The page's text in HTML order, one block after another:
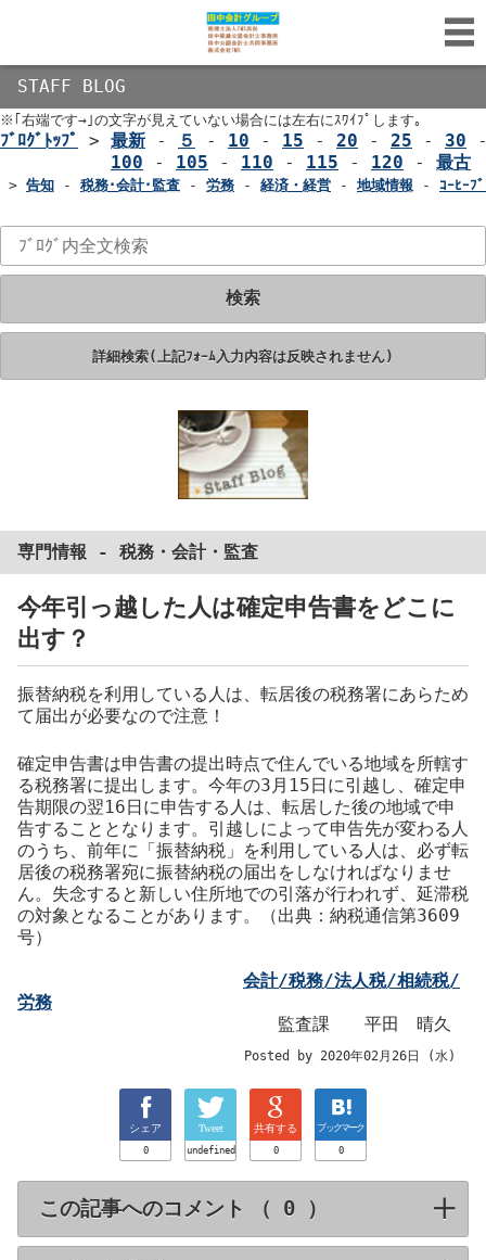
STAFF BLOG
※｢右端です→｣の文字が見えていない場合には左右にｽﾜｲﾌﾟします｡
ﾌﾞﾛｸﾞﾄｯﾌﾟ > 最新 - ５ - 10 - 15 - 20 - 25 - 30
100 - 105 - 110 - 115 - 120 - 最古
> 告知 - 税務･会計･監査 - 労務 - 経済・経営 - 地域情報 - ｺｰﾋｰﾌ
検索
詳細検索(上記ﾌｫｰﾑ入力内容は反映されません)
専門情報 - 税務 ・ 会計・ 監査
今年引っ越した人は確定申告書をどこに
出す？
振替納税を利用している人は、転居後の税務署にあらため
て届出が必要なので注意！
確定申告書は申告書の提出時点で住んでいる地域を所轄す
る税務署に提出します。今年の3月15日に引越し、確定申
告期限の翌16日に申告する人は、転居した後の地域で申
告することとなります。引越しによって申告先が変わる人
のうち、前年に「振替納税」を利用している人は、必ず転
居後の税務署宛に振替納税の届出をしなければなりませ
ん。失念すると新しい住所地での引落が行われず、延滞税
の対象となることがあります。（出典：納税通信第3609
号）
会計/税務/法人税/相続税/
労務
監査課 平田 晴久
Posted by 2020年02月26日 (水)
シェア
0
Tweet
undefined
共有する
0
ブックマーク
0
この記事へのコメント （ ） click to